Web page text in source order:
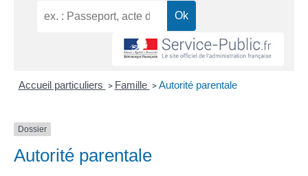
Accueil particuliers > Famille > Autorité parentale
Dossier
Autorité parentale